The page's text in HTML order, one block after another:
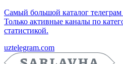
Самый большой каталог телеграм
Только активные каналы по
статистикой.
uztelegram.com